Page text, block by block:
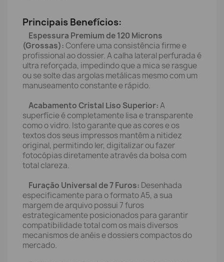
Principais Benefícios:
Espessura Premium de 120 Microns
(Grossas):Confere uma consistência firme e
profissional ao dossier. A calha lateral perfurada é
ultra reforçada, impedindo que a mica se rasgue
ou se solte das argolas metálicas mesmo com um
manuseamento constante e rápido.
Acabamento Cristal Liso Superior:A
superfície é completamente lisa e transparente
como o vidro. Isto garante que as cores e os
textos dos seus impressos mantêm a nitidez
original, permitindo ler, digitalizar ou fazer
fotocópias diretamente através da bolsa com
total clareza.
Furação Universal de 7 Furos: Desenhada
especificamente para o formato A5, a sua
margem de arquivo possui 7 furos
estrategicamente posicionados para garantir
compatibilidade total com os mais diversos
mecanismos de anéis e dossiers compactos do
mercado.